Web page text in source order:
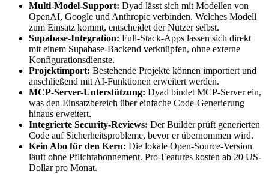
Multi-Model-Support: Dyad lässt sich mit Modellen von
OpenAI, Google und Anthropic verbinden. Welches Modell
zum Einsatz kommt, entscheidet der Nutzer selbst.
Supabase-Integration: Full-Stack-Apps lassen sich direkt
mit einem Supabase-Backend verknüpfen, ohne externe
Konfigurationsdienste.
Projektimport: Bestehende Projekte können importiert und
anschließend mit AI-Funktionen erweitert werden.
MCP-Server-Unterstützung: Dyad bindet MCP-Server ein,
was den Einsatzbereich über einfache Code-Generierung
hinaus erweitert.
Integrierte Security-Reviews: Der Builder prüft generierten
Code auf Sicherheitsprobleme, bevor er übernommen wird.
Kein Abo für den Kern: Die lokale Open-Source-Version
läuft ohne Pflichtabonnement. Pro-Features kosten ab 20 US-
Dollar pro Monat.